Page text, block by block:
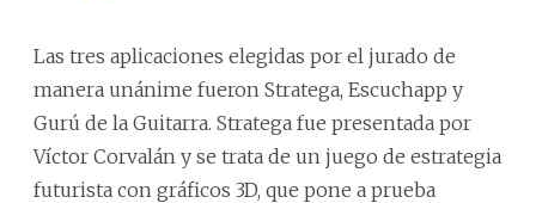
Las tres aplicaciones elegidas por el jurado de
manera unánime fueron Stratega, Escuchapp y
Gurú de la Guitarra. Stratega fue presentada por
Víctor Corvalán y se trata de un juego de estrategia
futurista con gráficos 3D, que pone a prueba